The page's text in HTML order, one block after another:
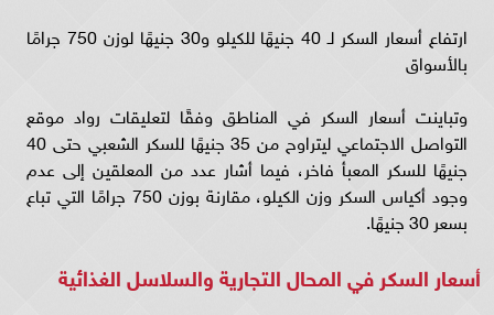
ارتفاع أسعار السكر لـ 40 جنيهًا للكيلو و30 جنيهًا لوزن 750 جرامًا
بالأسواق
وتباينت أسعار السكر في المناطق وفقًا لتعليقات رواد موقع
التواصل الاجتماعي ليتراوح من 35 جنيهًا للسكر الشعبي حتى 40
جنيهًا للسكر المعبأ فاخر، فيما أشار عدد من المعلقين إلى عدم
وجود أكياس السكر وزن الكيلو، مقارنة بوزن 750 جرامًا التي تباع
بسعر 30 جنيهًا.
أسعار السكر في المحال التجارية والسلاسل الغذائية